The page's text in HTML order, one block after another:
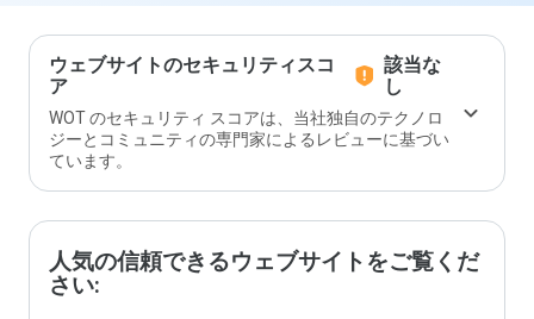
ウェブサイトのセキュリティスコ
ア
該当な
し
WOT のセキュリティ スコアは、当社独自のテクノロ
ジーとコミュニティの専門家によるレビューに基づい
ています。
人気の信頼できるウェブサイトをご覧くだ
さい:
価し
ます
か？